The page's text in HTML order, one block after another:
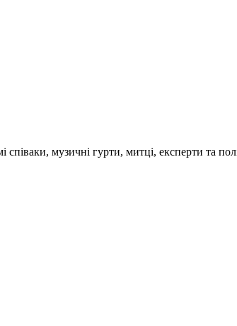
співаки, музичні гурти, митці, експерти